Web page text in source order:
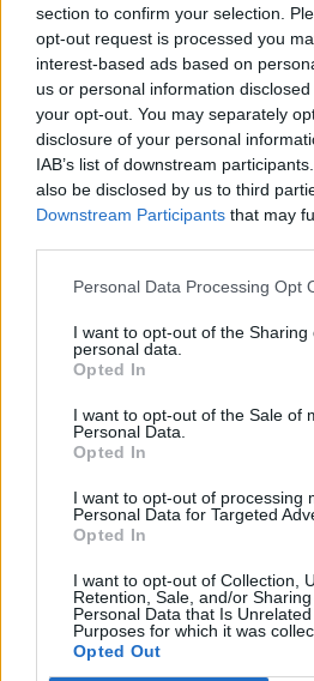
section to confirm your selection.
opt-out request is processed you
interest-based ads based on
us or personal information
your opt-out. You may separately
disclosure of your personal
IAB’s list of downstream
also be disclosed by us to third
Downstream Participants that may
Personal Data Processing Opt
I want to opt-out of the Sharing
personal data.
Opted In
I want to opt-out of the Sale of
Personal Data.
Opted In
I want to opt-out of processing
Personal Data for Targeted
Opted In
I want to opt-out of Collection,
Retention, Sale, and/or
Personal Data that Is
Purposes for which it was
Opted Out
Minősítés
Hogyan lehet
kutyabarát
Javasolj egy